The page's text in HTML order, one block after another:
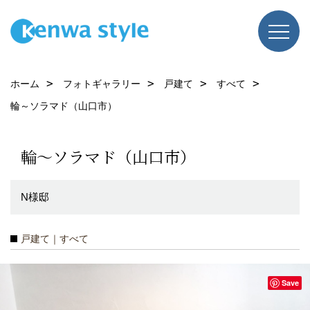
ホーム フォトギャラリー 戸建て
すべて
輪～ソラマド（山口市）
輪～ソラマド（山口市）
N様邸
戸建て｜すべて
Save